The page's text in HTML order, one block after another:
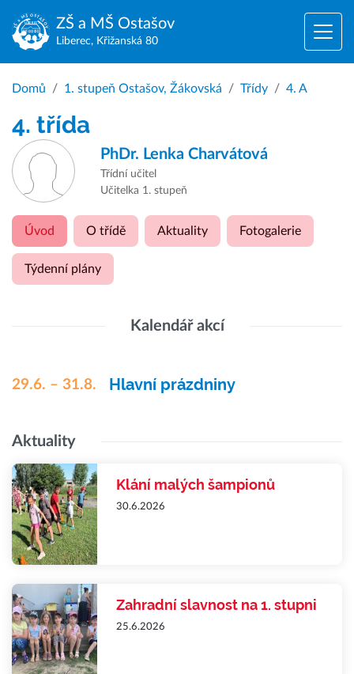
ZŠ a MŠ Ostašov
Liberec, Křižanská 80
Domů 1. stupeň Ostašov, Žákovská Třídy 4. A
4. třída
PhDr. Lenka Charvátová
Třídní učitel
Učitelka 1. stupeň
Úvod O třídě Aktuality Fotogalerie
Týdenní plány
Kalendář akcí
29.6. – 31.8. Hlavní prázdniny
Aktuality
Klání malých šampionů
30.6.2026
Zahradní slavnost na 1. stupni
25.6.2026